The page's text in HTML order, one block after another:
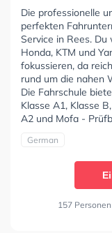
Die professionelle
perfekten
Service in Rees.
Honda, KTM und
fokussieren, da
rund um die nahen
Die Fahrschule
Klasse A1, Klasse
A2 und Mofa -
German
157